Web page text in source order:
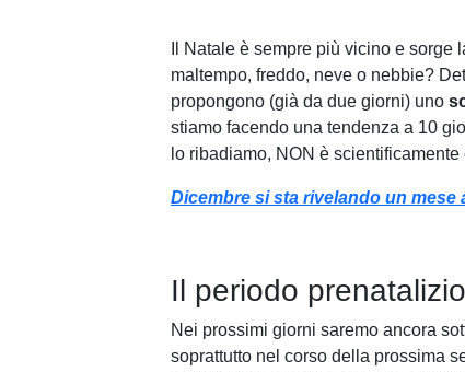
Il Natale è sempre più vicino e sorge
maltempo, freddo, neve o nebbie?
propongono (già da due giorni) uno
stiamo facendo una tendenza a 10
lo ribadiamo, NON è scientificamente
Dicembre si sta rivelando un mese
Il periodo prenatalizio
Nei prossimi giorni saremo ancora
soprattutto nel corso della prossima